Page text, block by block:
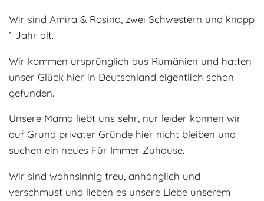
Wir sind Amira & Rosina, zwei Schwestern und knapp
1 Jahr alt.
Wir kommen ursprünglich aus Rumänien und hatten
unser Glück hier in Deutschland eigentlich schon
gefunden.
Unsere Mama liebt uns sehr, nur leider können wir
auf Grund privater Gründe hier nicht bleiben und
suchen ein neues Für Immer Zuhause.
Wir sind wahnsinnig treu, anhänglich und
verschmust und lieben es unsere Liebe unserem